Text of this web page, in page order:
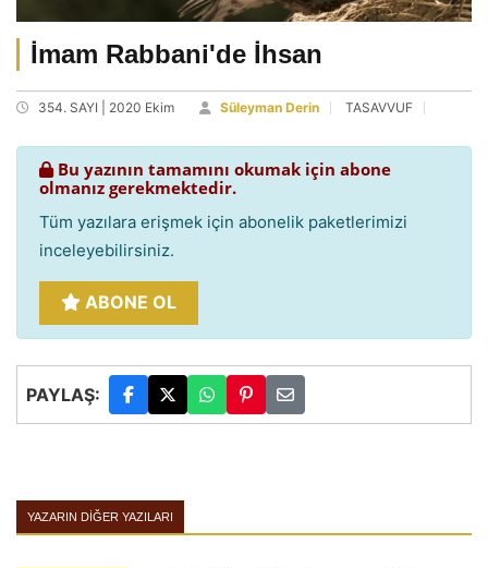
İmam Rabbani'de İhsan
354. SAYI | 2020 Ekim Süleyman Derin TASAVVUF
Bu yazının tamamını okumak için abone
olmanız gerekmektedir.
Tüm yazılara erişmek için abonelik paketlerimizi
inceleyebilirsiniz.
ABONE OL
PAYLAŞ:
YAZARIN DIĞER YAZILARI